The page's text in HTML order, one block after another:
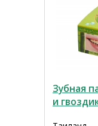
Зубная
и